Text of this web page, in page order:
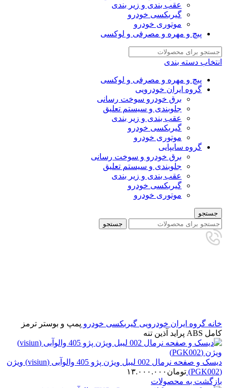
عقب بندی و زیر بندی
گیربکسی خودرو
موتوری خودرو
پیچ و مهره و مصرفی و لوکسی
انتخاب دسته بندی
پیچ و مهره و مصرفی و لوکسی
گروه ایران خودرویی
برق خودرو سوخت رسانی
جلوبندی و سیستم تعلیق
عقب بندی و زیر بندی
گیربکسی خودرو
موتوری خودرو
گروه سایپایی
برق خودرو و سوخت رسانی
جلوبندی و سیستم تعلیق
عقب بندی و زیر بندی
گیربکسی خودرو
موتوری خودرو
جستجو
جستجو
خانه گروه ایران خودرویی گیربکسی خودرو پمپ و بوستر ترمز
کامل ABS پراید آذین تنه
دیسک و صفحه نرمال 002 لیبل ویژن پژو 405 والوآبی (visiun) ویژن
(PGK002)
تومان ۱۳.۰۰۰.۰۰۰
بازگشت به محصولات